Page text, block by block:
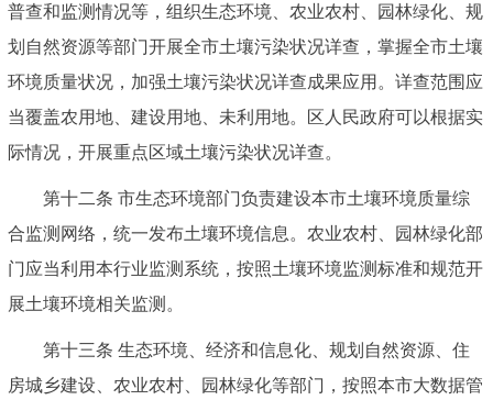
普查和监测情况等，组织生态环境、农业农村、园林绿化、规
划自然资源等部门开展全市土壤污染状况详查，掌握全市土壤
环境质量状况，加强土壤污染状况详查成果应用。详查范围应
当覆盖农用地、建设用地、未利用地。区人民政府可以根据实
际情况，开展重点区域土壤污染状况详查。
第十二条 市生态环境部门负责建设本市土壤环境质量综
合监测网络，统一发布土壤环境信息。农业农村、园林绿化部
门应当利用本行业监测系统，按照土壤环境监测标准和规范开
展土壤环境相关监测。
第十三条 生态环境、经济和信息化、规划自然资源、住
房城乡建设、农业农村、园林绿化等部门，按照本市大数据管